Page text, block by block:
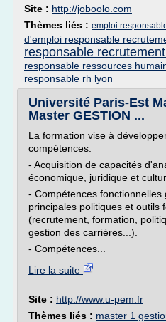
Site : http://joboolo.com
Thèmes liés : emploi
d'emploi responsable
responsable
responsable ressources
responsable rh lyon
Université Paris-Est
Master GESTION ...
La formation vise à
compétences.
- Acquisition de capacités
économique, juridique et
- Compétences
principales politiques et outils
(recrutement, formation,
gestion des carrières...).
- Compétences...
Lire la suite
Site : http://www.u-pem.fr
Thèmes liés : master 1